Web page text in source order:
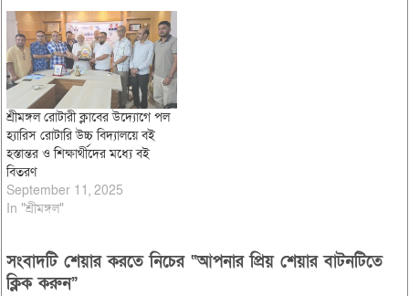
শ্রীমঙ্গল রোটারী ক্লাবের উদ্যোগে পল
হ্যারিস রোটারি উচ্চ বিদ্যালয়ে বই
হস্তান্তর ও শিক্ষার্থীদের মধ্যে বই
বিতরণ
September 11, 2025
In "শ্রীমঙ্গল"
সংবাদটি শেয়ার করতে নিচের “আপনার প্রিয় শেয়ার বাটনটিতে
ক্লিক করুন”